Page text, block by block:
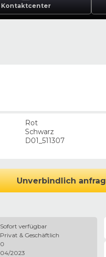
Kontaktcenter
Rot
Schwarz
D01_511307
Unverbindlich
Sofort verfügbar
Privat & Geschäftlich
0
04/2023